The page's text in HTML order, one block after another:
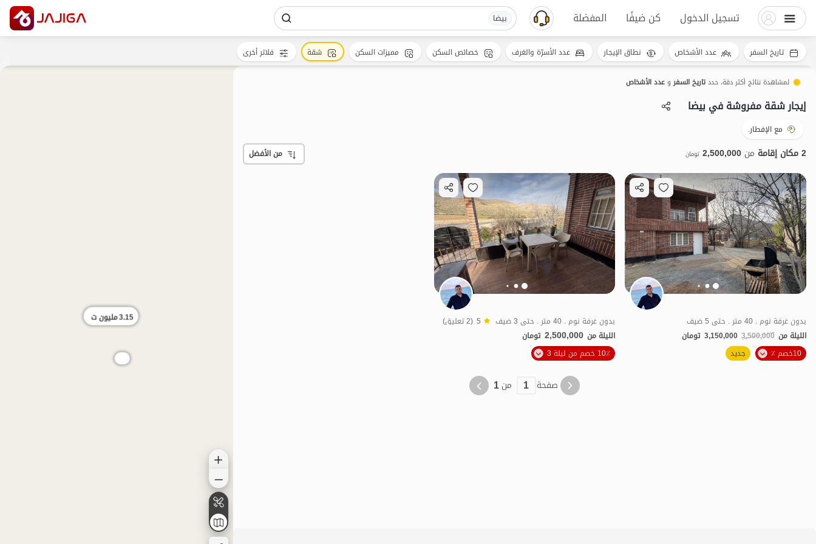
تسجيل الدخول كن ضيفًا المفضلة بیضا
3.15مليون ت
لمشاهدة نتائج أكثر دقة، حددتاريخ السفروعدد الأشخاص
إيجار شقة مفروشة في بیضا
مع الإفطار.
2 مكان إقامة من 2,500,000 تومان من الأفضل
بدون غرفة نوم . 40 متر . حتى 5 ضيف
الليلة من 3,500,000
3,150,000 تومان
10خصم ٪
جديد الموقع على الخريطة
بدون غرفة نوم . 40 متر . حتى 3 ضيف 5 (2 تعليق)
الليلة من 2,500,000 تومان
10٪ خصم من ليلة 3
صفحة 1 من1
تاريخ السفر عدد الأشخاص نطاق الإيجار عدد الأسرّة والغرف خصائص السكن مميزات السكن شقة فلاتر أخرى